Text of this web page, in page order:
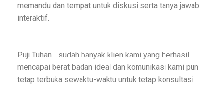
memandu dan tempat untuk diskusi serta tanya jawab
interaktif.
Puji Tuhan… sudah banyak klien kami yang berhasil
mencapai berat badan ideal dan komunikasi kami pun
tetap terbuka sewaktu-waktu untuk tetap konsultasi